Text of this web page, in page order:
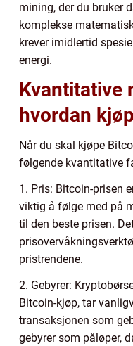
mining, der du bruker
komplekse
krever imidlertid
energi.
Kvantitative
hvordan
Når du skal kjøpe
følgende kvantitative
1. Pris: Bitcoin-prisen
viktig å følge med på
til den beste prisen.
pristrendene.
2. Gebyrer:
Bitcoin-kjøp, tar
transaksjonen som
gebyrer som påløper,